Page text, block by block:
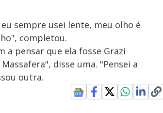
sempre usei lente, meu olho é
completou.
a pensar que ela fosse Grazi
disse uma. "Pensei a
outra.